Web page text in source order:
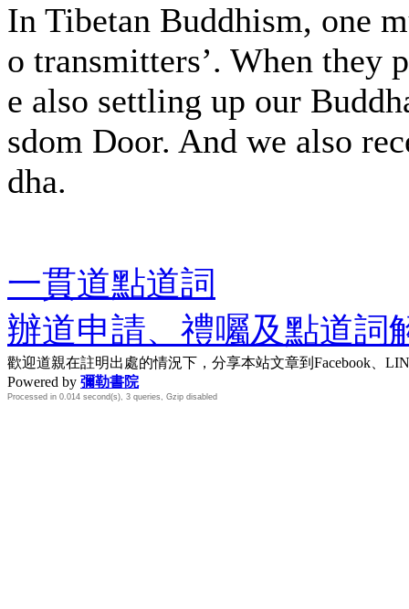
In Tibetan Buddhism, one
o transmitters’. When they
e also settling up our
sdom Door. And we also
dha.
一貫道點道詞
辦道申請、禮囑及點道詞
歡迎道親在註明出處的情況下，分享本站文章到Facebook、
Powered by 彌勒書院
Processed in 0.014 second(s), 3 queries, Gzip disabled